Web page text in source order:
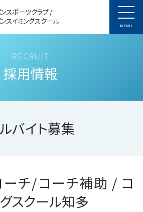
スポーツクラブ /
スイミングスクール
MENU
採用情報
バイト募集
ーチ/コーチ補助 / コ
スクール知多